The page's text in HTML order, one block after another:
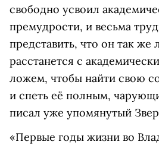
свободно усвоил
премудрости, и весьма
представить, что он так же
расстанется с
ложем, чтобы найти свою
и спеть её полным,
писал уже упомянутый
«Первые годы жизни во